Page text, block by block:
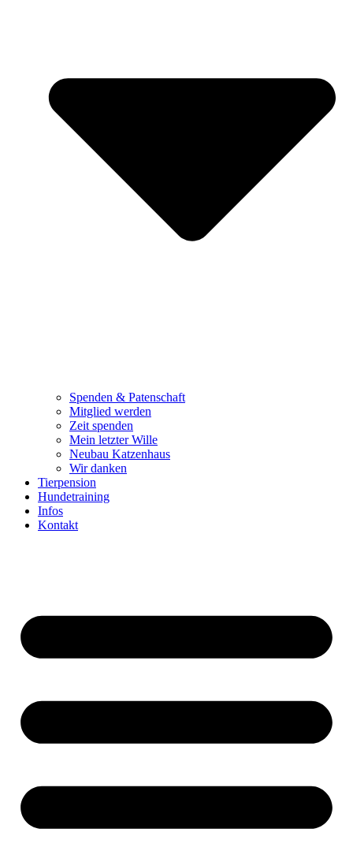
Spenden & Patenschaft
Mitglied werden
Zeit spenden
Mein letzter Wille
Neubau Katzenhaus
Wir danken
Tierpension
Hundetraining
Infos
Kontakt